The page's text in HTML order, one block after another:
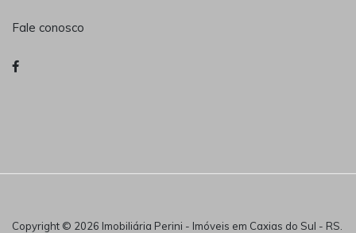
Fale conosco
Copyright © 2026 Imobiliária Perini - Imóveis em Caxias do Sul - RS.